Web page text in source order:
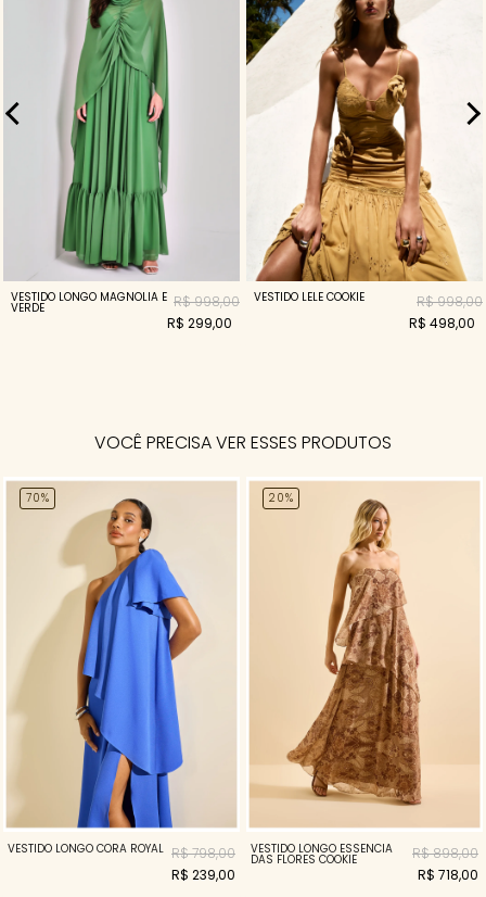
VESTIDO LONGO MAGNOLIA E
VERDE
R$ 998,00
R$ 299,00
VESTIDO LELE COOKIE
R$ 998,00
R$ 498,00
VOCÊ PRECISA VER ESSES PRODUTOS
70%
VESTIDO LONGO CORA ROYAL R$ 798,00
R$ 239,00
20%
VESTIDO LONGO ESSENCIA
DAS FLORES COOKIE
R$ 898,00
R$ 718,00